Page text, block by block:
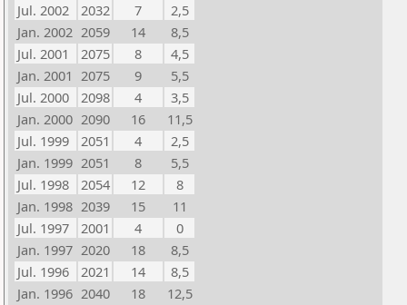
Jul. 2002
2032 7
2,5
Jan. 2002 2059 14
8,5
Jul. 2001
2075 8
4,5
Jan. 2001 2075 9
5,5
Jul. 2000
2098 4
3,5
Jan. 2000 2090 16
11,5
Jul. 1999
2051 4
2,5
Jan. 1999 2051 8
5,5
Jul. 1998
2054 12
8
Jan. 1998 2039 15
11
Jul. 1997
2001 4
0
Jan. 1997 2020 18
8,5
Jul. 1996
2021 14
8,5
Jan. 1996 2040 18
12,5